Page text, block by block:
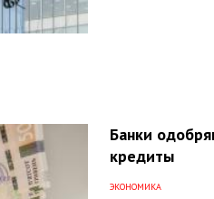
Банки
кредиты
ЭКОНОМИКА